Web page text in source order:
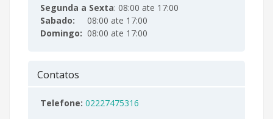
Segunda a Sexta: 08:00 ate 17:00
Sabado:
08:00 ate 17:00
Domingo: 08:00 ate 17:00
Contatos
Telefone: 02227475316